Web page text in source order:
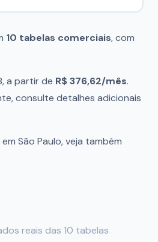
10 tabelas comerciais, com
a partir de R$ 376,62/mês.
consulte detalhes adicionais
São Paulo, veja também
reais das 10 tabelas